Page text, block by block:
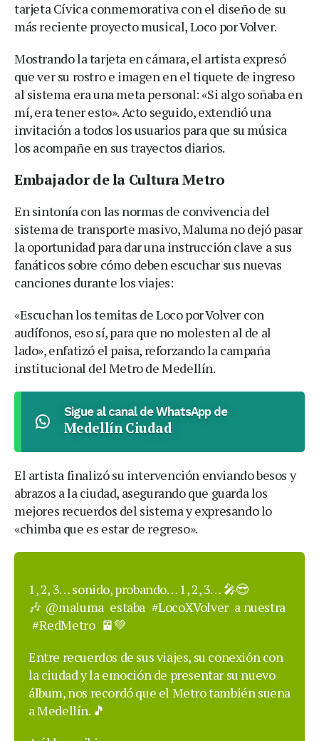
tarjeta Cívica conmemorativa con el diseño de su
más reciente proyecto musical, Loco por Volver.
Mostrando la tarjeta en cámara, el artista expresó
que ver su rostro e imagen en el tiquete de ingreso
al sistema era una meta personal: «Si algo soñaba en
mí, era tener esto». Acto seguido, extendió una
invitación a todos los usuarios para que su música
los acompañe en sus trayectos diarios.
Embajador de la Cultura Metro
En sintonía con las normas de convivencia del
sistema de transporte masivo, Maluma no dejó pasar
la oportunidad para dar una instrucción clave a sus
fanáticos sobre cómo deben escuchar sus nuevas
canciones durante los viajes:
«Escuchan los temitas de Loco por Volver con
audífonos, eso sí, para que no molesten al de al
lado», enfatizó el paisa, reforzando la campaña
institucional del Metro de Medellín.
Sigue al canal de WhatsApp de
Medellín Ciudad
El artista finalizó su intervención enviando besos y
abrazos a la ciudad, asegurando que guarda los
mejores recuerdos del sistema y expresando lo
«chimba que es estar de regreso».
1, 2, 3… sonido, probando… 1, 2, 3… 🎤😎
🎶 @maluma estaba #LocoXVolver a nuestra
#RedMetro 🚈💚
Entre recuerdos de sus viajes, su conexión con
la ciudad y la emoción de presentar su nuevo
álbum, nos recordó que el Metro también suena
a Medellín. 🎵